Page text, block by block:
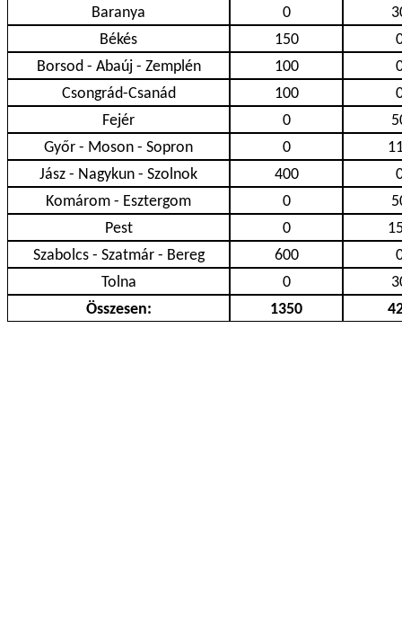
Baranya 0
Békés
150
Borsod - Abaúj - Zemplén
100
Csongrád-Csanád
100
Fejér
0
Győr - Moson - Sopron
0
Jász - Nagykun - Szolnok
400
Komárom - Esztergom
0
Pest
0
Szabolcs - Szatmár - Bereg
600
Tolna
0
Összesen:
1350